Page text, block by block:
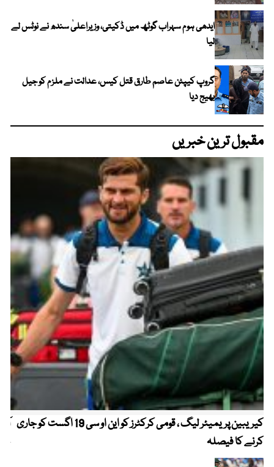
ایدھی ہوم سہراب گوٹھ میں ڈکیتی، وزیراعلیٰ سندھ نے نوٹس لے
لیا
گروپ کیپٹن عاصم طارق قتل کیس، عدالت نے ملزم کو جیل
بھیج دیا
مقبول ترین خبریں
کیریبین پریمیئر لیگ ، قومی کرکٹرز کو این او سی 19 اگست کو جاری
کرنے کا فیصلہ